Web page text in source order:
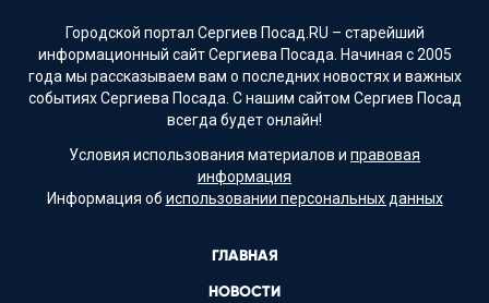
Городской портал Сергиев Посад.RU – старейший
информационный сайт Сергиева Посада. Начиная с 2005
года мы рассказываем вам о последних новостях и важных
событиях Сергиева Посада. С нашим сайтом Сергиев Посад
всегда будет онлайн!
Условия использования материалов и правовая
информация
Информация об использовании персональных данных
ГЛАВНАЯ
НОВОСТИ